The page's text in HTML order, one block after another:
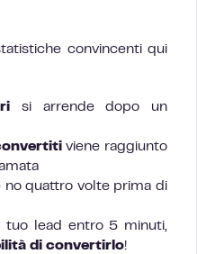
convincenti qui
si arrende dopo un
viene raggiunto
quattro volte prima di
lead entro 5 minuti,
di convertirlo!